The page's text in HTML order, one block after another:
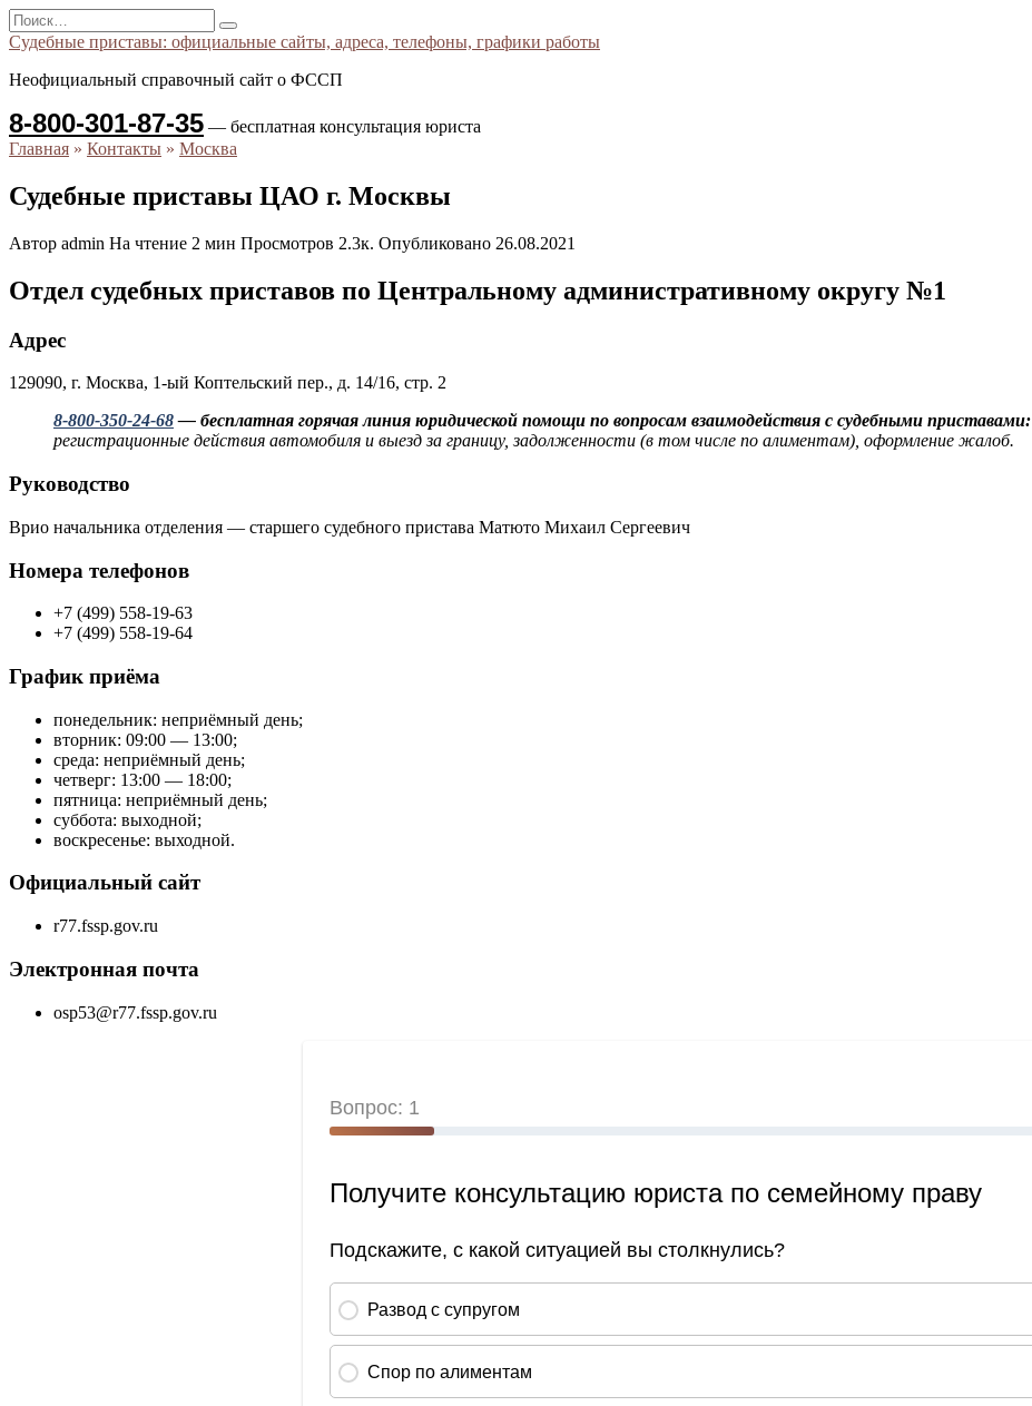
Перейти
к
содержанию
Search
for:
Судебные приставы: официальные сайты, адреса, телефоны, графики работы
Неофициальный справочный сайт о ФССП
8-800-301-87-35 — бесплатная консультация юриста
Главная » Контакты » Москва
Судебные приставы ЦАО г. Москвы
Автор admin На чтение 2 мин Просмотров 2.3к. Опубликовано 26.08.2021
Отдел судебных приставов по Центральному административному округу №1
Адрес
129090, г. Москва, 1-ый Коптельский пер., д. 14/16, стр. 2
8-800-350-24-68— бесплатная горячая линия юридической помощи по вопросам взаимодействия с судебными приставами:
регистрационные действия автомобиля и выезд за границу, задолженности (в том числе по алиментам), оформление жалоб.
Руководство
Врио начальника отделения — старшего судебного пристава Матюто Михаил Сергеевич
Номера телефонов
+7 (499) 558-19-63
+7 (499) 558-19-64
График приёма
понедельник: неприёмный день;
вторник: 09:00 — 13:00;
среда: неприёмный день;
четверг: 13:00 — 18:00;
пятница: неприёмный день;
суббота: выходной;
воскресенье: выходной.
Официальный сайт
r77.fssp.gov.ru
Электронная почта
osp53@r77.fssp.gov.ru